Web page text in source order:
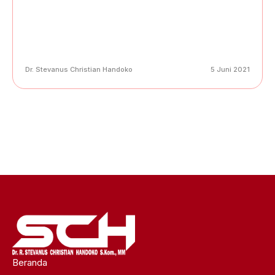
Dr. Stevanus Christian Handoko 5 Juni 2021
Beranda